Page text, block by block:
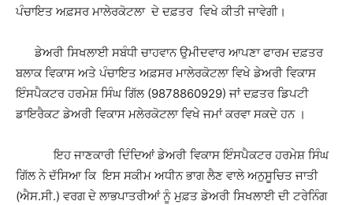
ਪੰਚਾਇਤ ਅਫ਼ਸਰ ਮਾਲੇਰਕੋਟਲਾ ਦੇ ਦਫ਼ਤਰ ਵਿਖੇ ਕੀਤੀ ਜਾਵੇਗੀ।
ਡੇਅਰੀ ਸਿਖਲਾਈ ਸਬੰਧੀ ਚਾਹਵਾਨ ਉਮੀਦਵਾਰ ਆਪਣਾ ਫਾਰਮ ਦਫ਼ਤਰ
ਬਲਾਕ ਵਿਕਾਸ ਅਤੇ ਪੰਚਾਇਤ ਅਫ਼ਸਰ ਮਾਲੇਰਕੋਟਲਾ ਵਿਖੇ ਡੇਅਰੀ ਵਿਕਾਸ
ਇੰਸਪੈਕਟਰ ਹਰਮੇਸ਼ ਸਿੰਘ ਗਿੱਲ (9878860929) ਜਾਂ ਦਫ਼ਤਰ ਡਿਪਟੀ
ਡਾਇਰੈਕਟ ਡੇਅਰੀ ਵਿਕਾਸ ਮਲੇਰਕੋਟਲਾ ਵਿਖੇ ਜਮਾਂ ਕਰਵਾ ਸਕਦੇ ਹਨ ।
ਇਹ ਜਾਣਕਾਰੀ ਦਿੰਦਿਆਂ ਡੇਅਰੀ ਵਿਕਾਸ ਇੰਸਪੈਕਟਰ ਹਰਮੇਸ਼ ਸਿੰਘ
ਗਿੱਲ ਨੇ ਦੱਸਿਆ ਕਿ ਇਸ ਸਕੀਮ ਅਧੀਨ ਭਾਗ ਲੈਣ ਵਾਲੇ ਅਨੁਸੂਚਿਤ ਜਾਤੀ
(ਐਸ.ਸੀ.) ਵਰਗ ਦੇ ਲਾਭਪਾਤਰੀਆਂ ਨੂੰ ਮੁਫ਼ਤ ਡੇਅਰੀ ਸਿਖਲਾਈ ਦੀ ਟਰੇਨਿੰਗ